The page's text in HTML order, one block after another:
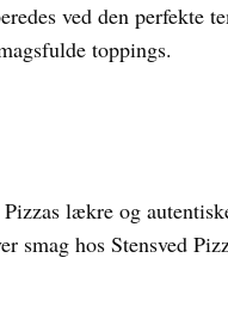
ved den perfekte
toppings.
lækre og
smag hos Stensved